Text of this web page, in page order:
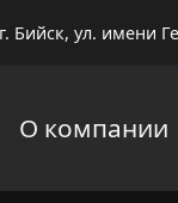
г. Бийск, ул. имени
О компании